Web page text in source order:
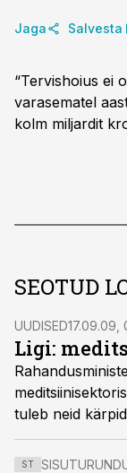
Jaga Salvesta
“Tervishoius ei
varasematel
kolm miljardit
SEOTUD
UUDISED17.09.09,
Ligi:
tuleb neid
ST